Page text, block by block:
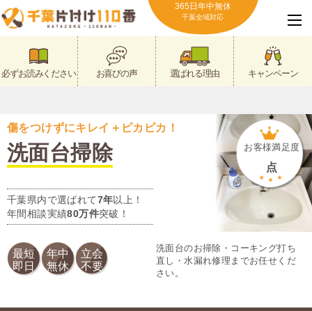
365日年中無休
千葉全域対応
必ずお読みください お喜びの声 選ばれる理由 キャンペーン
傷をつけずにキレイ＋ピカピカ！
洗面台掃除
千葉県内で選ばれて7年以上！
年間相談実績80万件突破！
お客様満足度
点
最短
即日
年中
無休
立会
不要
洗面台のお掃除・コーキング打ち
直し・水漏れ修理までお任せくだ
さい。